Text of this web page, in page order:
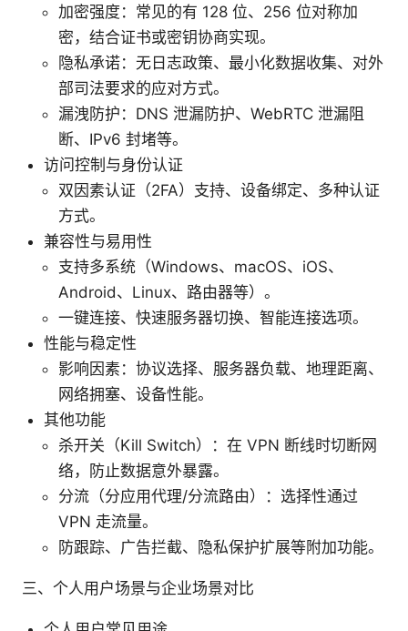
加密强度：常见的有 128 位、256 位对称加
密，结合证书或密钥协商实现。
隐私承诺：无日志政策、最小化数据收集、对外
部司法要求的应对方式。
漏洩防护：DNS 泄漏防护、WebRTC 泄漏阻
断、IPv6 封堵等。
访问控制与身份认证
双因素认证（2FA）支持、设备绑定、多种认证
方式。
兼容性与易用性
支持多系统（Windows、macOS、iOS、
Android、Linux、路由器等）。
一键连接、快速服务器切换、智能连接选项。
性能与稳定性
影响因素：协议选择、服务器负载、地理距离、
网络拥塞、设备性能。
其他功能
杀开关（Kill Switch）：在 VPN 断线时切断网
络，防止数据意外暴露。
分流（分应用代理/分流路由）：选择性通过
VPN 走流量。
防跟踪、广告拦截、隐私保护扩展等附加功能。
三、个人用户场景与企业场景对比